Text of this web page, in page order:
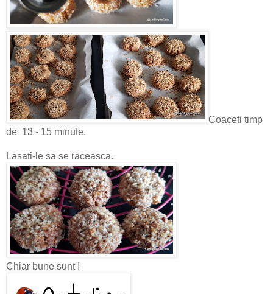
Coaceti timp
de 13 - 15 minute.
Lasati-le sa se raceasca.
Chiar bune sunt !